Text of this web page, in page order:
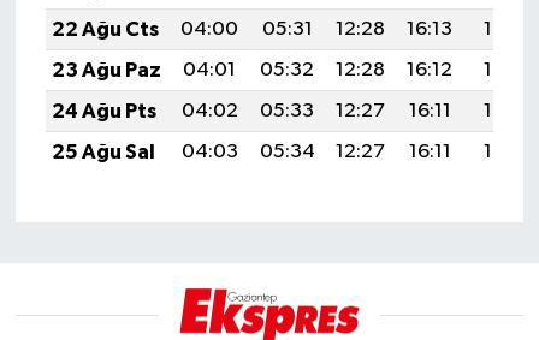
22 Ağu Cts
04:00 05:31 12:28 16:13
19:15
23 Ağu Paz
04:01 05:32 12:28 16:12
19:13
24 Ağu Pts
04:02 05:33 12:27 16:11
19:12
25 Ağu Sal
04:03 05:34 12:27 16:11 19:10